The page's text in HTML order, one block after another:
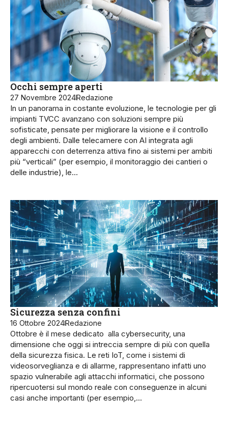
Occhi sempre aperti
27 Novembre 2024Redazione
In un panorama in costante evoluzione, le tecnologie per gli
impianti TVCC avanzano con soluzioni sempre più
sofisticate, pensate per migliorare la visione e il controllo
degli ambienti. Dalle telecamere con AI integrata agli
apparecchi con deterrenza attiva fino ai sistemi per ambiti
più “verticali” (per esempio, il monitoraggio dei cantieri o
delle industrie), le…
Sicurezza senza confini
16 Ottobre 2024Redazione
Ottobre è il mese dedicato alla cybersecurity, una
dimensione che oggi si intreccia sempre di più con quella
della sicurezza fisica. Le reti IoT, come i sistemi di
videosorveglianza e di allarme, rappresentano infatti uno
spazio vulnerabile agli attacchi informatici, che possono
ripercuotersi sul mondo reale con conseguenze in alcuni
casi anche importanti (per esempio,…